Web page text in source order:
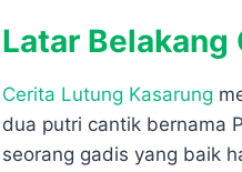
Latar Belakang
Cerita Lutung Kasarung
dua putri cantik bernama
seorang gadis yang baik